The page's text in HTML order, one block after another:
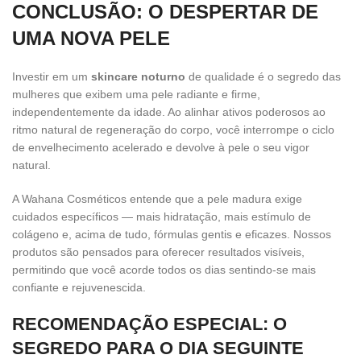
CONCLUSÃO: O DESPERTAR DE
UMA NOVA PELE
Investir em um skincare noturno de qualidade é o segredo das
mulheres que exibem uma pele radiante e firme,
independentemente da idade. Ao alinhar ativos poderosos ao
ritmo natural de regeneração do corpo, você interrompe o ciclo
de envelhecimento acelerado e devolve à pele o seu vigor
natural.
A Wahana Cosméticos entende que a pele madura exige
cuidados específicos — mais hidratação, mais estímulo de
colágeno e, acima de tudo, fórmulas gentis e eficazes. Nossos
produtos são pensados para oferecer resultados visíveis,
permitindo que você acorde todos os dias sentindo-se mais
confiante e rejuvenescida.
RECOMENDAÇÃO ESPECIAL: O
SEGREDO PARA O DIA SEGUINTE